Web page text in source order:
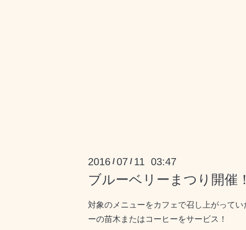
2016 / 07 / 11 03:47
ブルーベリーまつり開催！
対象のメニューをカフェで召し上がってい
ーの苗木またはコーヒーをサービス！